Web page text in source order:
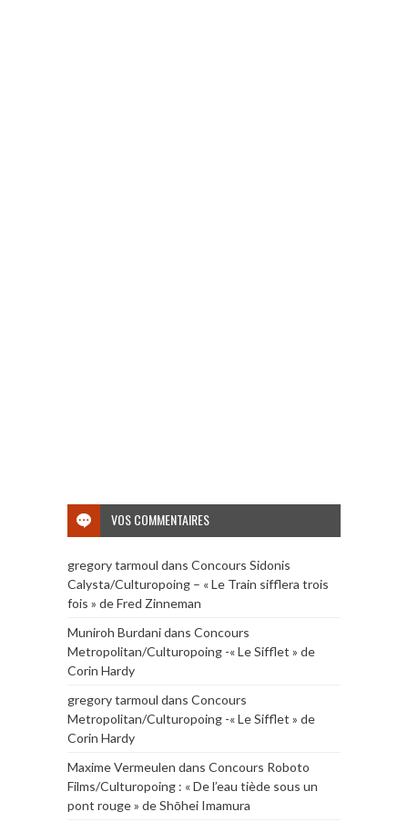
VOS COMMENTAIRES
gregory tarmoul dans Concours Sidonis
Calysta/Culturopoing – « Le Train sifflera trois
fois » de Fred Zinneman
Muniroh Burdanidans Concours
Metropolitan/Culturopoing -« Le Sifflet » de
Corin Hardy
gregory tarmoul dans Concours
Metropolitan/Culturopoing -« Le Sifflet » de
Corin Hardy
Maxime Vermeulen dans Concours Roboto
Films/Culturopoing : « De l’eau tiède sous un
pont rouge » de Shōhei Imamura